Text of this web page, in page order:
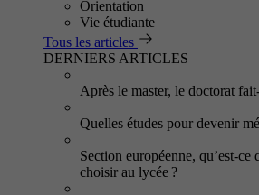
Orientation
Vie étudiante
Tous les articles
DERNIERS ARTICLES
Après le master, le doctorat
Quelles études pour devenir
Section européenne, qu’est-ce
choisir au lycée ?